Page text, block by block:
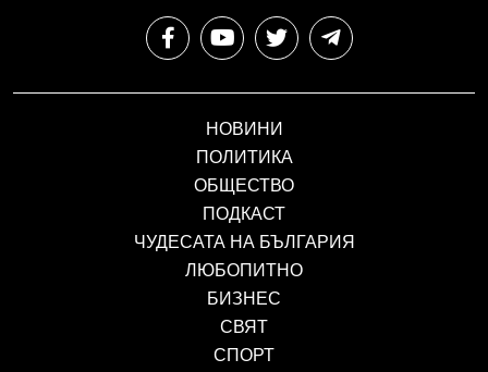
НОВИНИ
ПОЛИТИКА
ОБЩЕСТВО
ПОДКАСТ
ЧУДЕСАТА НА БЪЛГАРИЯ
ЛЮБОПИТНО
БИЗНЕС
СВЯТ
СПОРТ